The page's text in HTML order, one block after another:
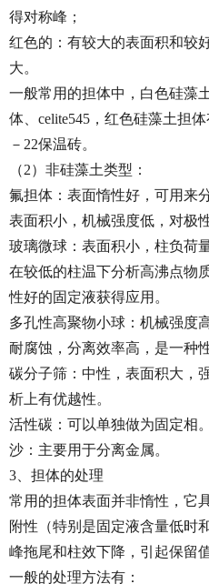
得对称峰；
红色的：有较大的表面积和较
大。
一般常用的担体中，白色硅藻
体、celite545，红色硅藻土担
－22保温砖。
（2）非硅藻土类型：
氟担体：表面惰性好，可用来
表面积小，机械强度低，对极
玻璃微球：表面积小，柱负荷
在较低的柱温下分析高沸点物
性好的固定液获得应用。
多孔性高聚物小球：机械强度
耐腐蚀，分离效率高，是一种
碳分子筛：中性，表面积大，
析上有优越性。
活性碳：可以单独做为固定相。
沙：主要用于分离金属。
3、担体的处理
常用的担体表面并非惰性，它
附性（特别是固定液含量低时
峰拖尾和柱效下降，引起保留
一般的处理方法有：